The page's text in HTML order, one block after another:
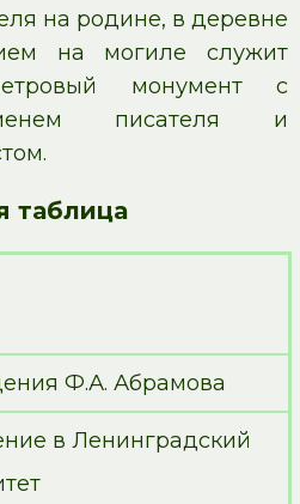
на родине, в деревне
на могиле служит
монумент с
писателя и
таблица
Ф.А. Абрамова
в Ленинградский